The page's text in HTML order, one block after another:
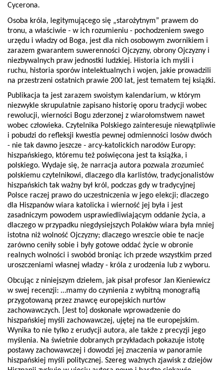
Cycerona.
Osoba króla, legitymującego się „starożytnym” prawem do
tronu, a właściwie - w ich rozumieniu - pochodzeniem swego
urzędu i władzy od Boga, jest dla nich osobowym zwornikiem i
zarazem gwarantem suwerenności Ojczyzny, obrony Ojczyzny i
niezbywalnych praw jednostki ludzkiej. Historia ich myśli i
ruchu, historia sporów intelektualnych i wojen, jakie prowadzili
na przestrzeni ostatnich prawie 200 lat, jest tematem tej książki.
Publikacja ta jest zarazem swoistym kalendarium, w którym
niezwykle skrupulatnie zapisano historię oporu tradycji wobec
rewolucji, wierności Bogu zderzonej z wiarołomstwem nawet
wobec człowieka. Czytelnika Polskiego zainteresuje niewątpliwie
i pobudzi do refleksji kwestia pewnej odmienności losów dwóch
- nie tak dawno jeszcze - arcy-katolickich narodów Europy:
hiszpańskiego, któremu też poświęcona jest ta książka, i
polskiego. Wydaje się, że narracja autora pozwala zrozumieć
polskiemu czytelnikowi, dlaczego dla karlistów, tradycjonalistów
hiszpańskich tak ważny był król, podczas gdy w tradycyjnej
Polsce raczej prawo do uczestniczenia w jego elekcji; dlaczego
dla Hiszpanów wiara katolicka i wierność jej była i jest
zasadniczym powodem usprawiedliwiającym oddanie życia, a
dlaczego w przypadku niegdysiejszych Polaków wiara była mniej
istotna niż wolność Ojczyzny; dlaczego wreszcie obie te nacje
zarówno ceniły sobie i były gotowe oddać życie w obronie
realnych wolności i swobód broniąc ich przede wszystkim przed
uroszczeniami własnej władzy - króla z urodzenia lub z wyboru.
Obcując z niniejszym dziełem, jak pisał profesor Jan Kieniewicz
w swej recenzji: …mamy do czynienia z wybitną monografią
przygotowaną przez znawcę europejskich nurtów
zachowawczych. [Jest to] doskonałe wprowadzenie do
hiszpańskiej myśli zachowawczej, ujętej na tle europejskim.
Wynika to nie tylko z erudycji autora, ale także z precyzji jego
myślenia. Na świetnie dobranych przykładach pokazuje istotę
postawy zachowawczej i dowodzi jej znaczenia w panoramie
hiszpańskiej myśli politycznej. Szereg ważnych zjawisk z dziejów